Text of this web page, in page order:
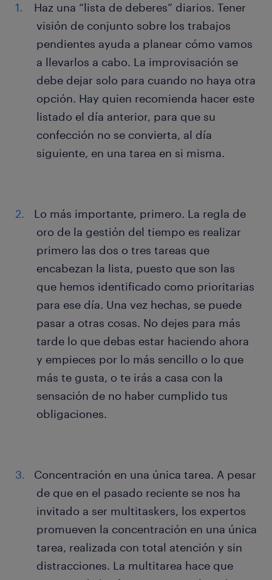
Haz una “lista de deberes” diarios. Tener
visión de conjunto sobre los trabajos
pendientes ayuda a planear cómo vamos
a llevarlos a cabo. La improvisación se
debe dejar solo para cuando no haya otra
opción. Hay quien recomienda hacer este
listado el día anterior, para que su
confección no se convierta, al día
siguiente, en una tarea en si misma.
Lo más importante, primero. La regla de
oro de la gestión del tiempo es realizar
primero las dos o tres tareas que
encabezan la lista, puesto que son las
que hemos identificado como prioritarias
para ese día. Una vez hechas, se puede
pasar a otras cosas. No dejes para más
tarde lo que debas estar haciendo ahora
y empieces por lo más sencillo o lo que
más te gusta, o te irás a casa con la
sensación de no haber cumplido tus
obligaciones.
Concentración en una única tarea. A pesar
de que en el pasado reciente se nos ha
invitado a ser multitaskers, los expertos
promueven la concentración en una única
tarea, realizada con total atención y sin
distracciones. La multitarea hace que